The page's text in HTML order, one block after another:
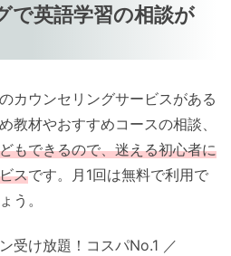
で英語学習の相談が
カウンセリングサービスがある
教材やおすすめコースの相談、
もできるので、迷える初心者に
スです。月1回は無料で利用で
う。
受け放題！コスパNo.1 ／